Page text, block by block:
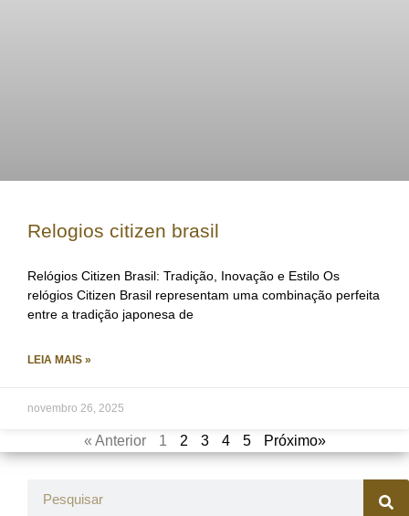
Relogios citizen brasil
Relógios Citizen Brasil: Tradição, Inovação e Estilo Os
relógios Citizen Brasil representam uma combinação perfeita
entre a tradição japonesa de
LEIA MAIS »
novembro 26, 2025
« Anterior 1 2 3 4 5 Próximo»